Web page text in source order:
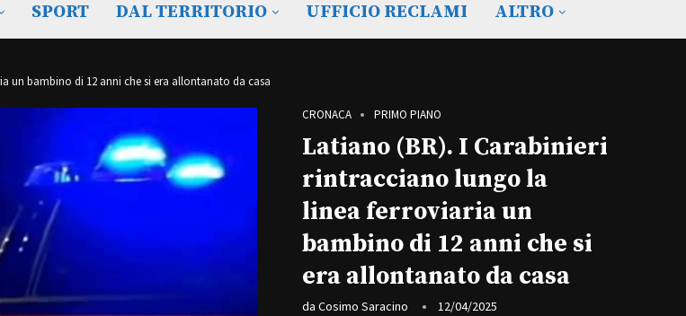
SPORT DAL TERRITORIO UFFICIO RECLAMI ALTRO
un bambino di 12 anni che si era allontanato da casa
CRONACA PRIMO PIANO
Latiano (BR). I Carabinieri
rintracciano lungo la
linea ferroviaria un
bambino di 12 anni che si
era allontanato da casa
da Cosimo Saracino 12/04/2025